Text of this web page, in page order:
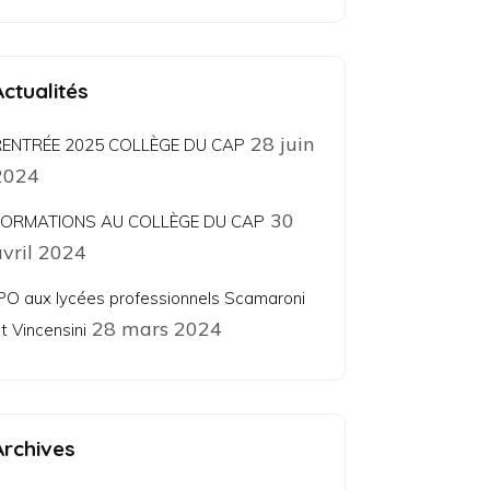
2025 COLLÈGE DU CAP 28 juin
AU COLLÈGE DU CAP 30
2024
aux lycées professionnels Scamaroni
Vincensini 28 mars 2024